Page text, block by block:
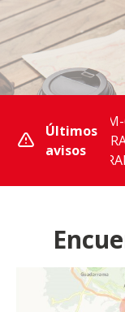
Últimos
avisos
VCM-